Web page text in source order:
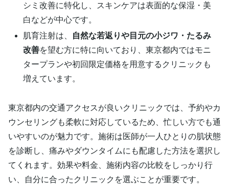
シミ改善に特化し、スキンケアは表面的な保湿・美
白などが中心です。
肌育注射は、
自然な若返りや目元の小ジワ・たるみ
改善を望む方に特に向いており、東京都内ではモニ
タープランや初回限定価格を用意するクリニックも
増えています。
東京都内の交通アクセスが良いクリニックでは、予約やカ
ウンセリングも柔軟に対応しているため、忙しい方でも通
いやすいのが魅力です。施術は医師が一人ひとりの肌状態
を診断し、痛みやダウンタイムにも配慮した方法を選択し
てくれます。効果や料金、施術内容の比較をしっかり行
い、自分に合ったクリニックを選ぶことが重要です。